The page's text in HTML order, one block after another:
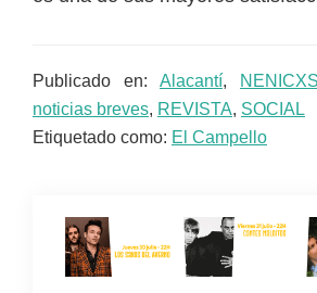
Publicado en: Alacantí,
noticias breves, REVISTA, SOCIAL
Etiquetado como: El Campello